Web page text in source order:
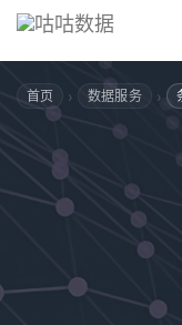
首页 › 数据服务 ›